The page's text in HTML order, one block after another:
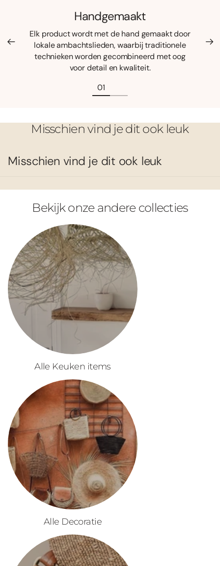
Handgemaakt
Elk product wordt met de hand gemaakt door
lokale ambachtslieden, waarbij traditionele
technieken worden gecombineerd met oog
voor detail en kwaliteit.
Misschien vind je dit ook leuk
Misschien vind je dit ook leuk
Bekijk onze andere collecties
Alle Keuken items
Alle Decoratie